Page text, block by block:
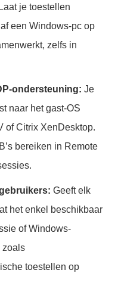
Laat je toestellen
een Windows-pc op
zelfs in
ondersteuning: Je
naar het gast-OS
of Citrix XenDesktop.
bereiken in Remote
Geeft elk
het enkel beschikbaar
of Windows-
zoals
toestellen op